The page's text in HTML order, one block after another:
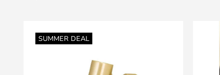
SUMMER DEAL
Ende